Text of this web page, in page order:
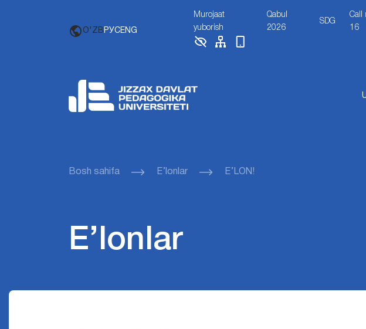
O'ZB РУСENG
Murojaat
yuborish
Qabul
2026
SDG
Call
16
Bosh sahifa E’lonlar E’LON!
E’lonlar